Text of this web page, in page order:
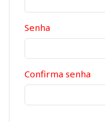
Senha
Confirma senha